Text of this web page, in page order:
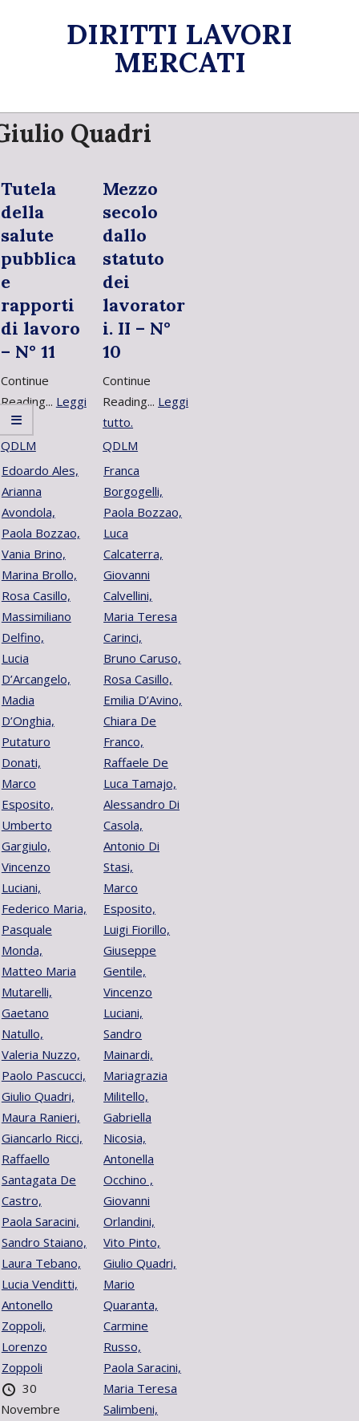
DIRITTI LAVORI
MERCATI
Primary
Navigation
Quadri
Tutela
della
salute
pubblica
e
rapporti
di lavoro
– N° 11
Continue
Reading... Leggi
tutto.
QDLM
Edoardo Ales,
Arianna
Avondola,
Paola Bozzao,
Vania Brino,
Marina Brollo,
Rosa Casillo,
Massimiliano
Delfino,
Lucia
D’Arcangelo,
Madia
D’Onghia,
Putaturo
Donati,
Marco
Esposito,
Umberto
Gargiulo,
Vincenzo
Luciani,
Federico Maria,
Pasquale
Monda,
Matteo Maria
Mutarelli,
Gaetano
Natullo,
Valeria Nuzzo,
Paolo Pascucci,
Giulio Quadri,
Maura Ranieri,
Giancarlo Ricci,
Raffaello
Santagata De
Castro,
Paola Saracini,
Sandro Staiano,
Laura Tebano,
Lucia Venditti,
Antonello
Zoppoli,
Lorenzo
Zoppoli
30
Novembre
Mezzo
secolo
dallo
statuto
dei
lavorator
i. II – N°
10
Continue
Reading... Leggi
tutto.
QDLM
Franca
Borgogelli,
Paola Bozzao,
Luca
Calcaterra,
Giovanni
Calvellini,
Maria Teresa
Carinci,
Bruno Caruso,
Rosa Casillo,
Emilia D’Avino,
Chiara De
Franco,
Raffaele De
Luca Tamajo,
Alessandro Di
Casola,
Antonio Di
Stasi,
Marco
Esposito,
Luigi Fiorillo,
Giuseppe
Gentile,
Vincenzo
Luciani,
Sandro
Mainardi,
Mariagrazia
Militello,
Gabriella
Nicosia,
Antonella
Occhino ,
Giovanni
Orlandini,
Vito Pinto,
Giulio Quadri,
Mario
Quaranta,
Carmine
Russo,
Paola Saracini,
Maria Teresa
Salimbeni,